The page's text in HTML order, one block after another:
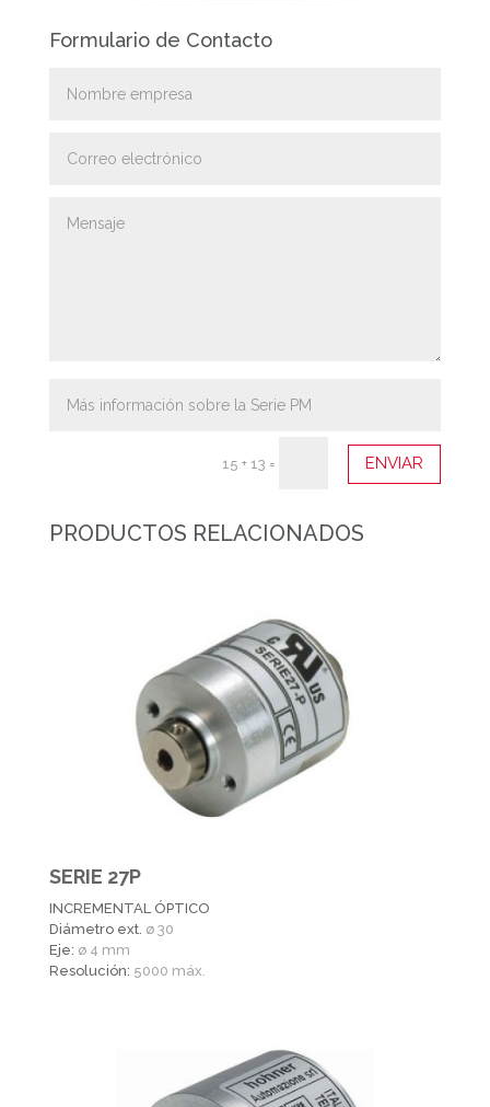
Formulario de Contacto
15 + 13 = ENVIAR
PRODUCTOS RELACIONADOS
SERIE 27P
INCREMENTAL ÓPTICO
Diámetro ext. ø 30
Eje: ø 4 mm
Resolución: 5000 máx.